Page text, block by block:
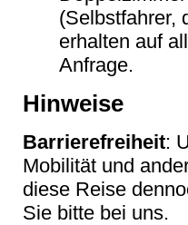
(Selbstfahrer,
erhalten auf
Anfrage.
Hinweise
Barrierefreiheit:
Mobilität und
diese Reise
Sie bitte bei uns.